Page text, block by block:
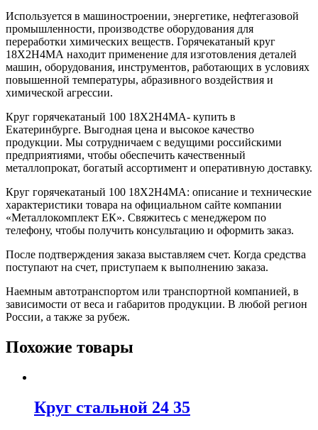
Используется в машиностроении, энергетике, нефтегазовой
промышленности, производстве оборудования для
переработки химических веществ. Горячекатаный круг
18Х2Н4МА находит применение для изготовления деталей
машин, оборудования, инструментов, работающих в условиях
повышенной температуры, абразивного воздействия и
химической агрессии.
Круг горячекатаный 100 18Х2Н4МА- купить в
Екатеринбурге. Выгодная цена и высокое качество
продукции. Мы сотрудничаем с ведущими российскими
предприятиями, чтобы обеспечить качественный
металлопрокат, богатый ассортимент и оперативную доставку.
Круг горячекатаный 100 18Х2Н4МА: описание и технические
характеристики товара на официальном сайте компании
«Металлокомплект ЕК». Свяжитесь с менеджером по
телефону, чтобы получить консультацию и оформить заказ.
После подтверждения заказа выставляем счет. Когда средства
поступают на счет, приступаем к выполнению заказа.
Наемным автотранспортом или транспортной компанией, в
зависимости от веса и габаритов продукции. В любой регион
России, а также за рубеж.
Похожие товары
Круг стальной 24 35